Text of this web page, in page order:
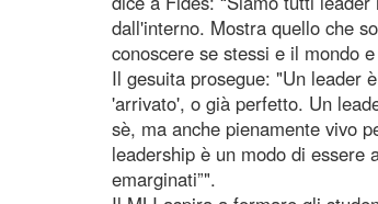
dall'interno. Mostra quello che
conoscere se stessi e il mondo
Il gesuita prosegue: "Un leader
'arrivato', o già perfetto. Un
sè, ma anche pienamente vivo
leadership è un modo di essere
emarginati”".